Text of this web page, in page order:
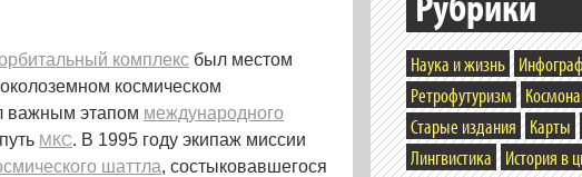
комплекс был местом
космическом
важным этапом международного
МКС. В 1995 году экипаж миссии
шаттла, состыковавшегося
Наука и жизнь
Ретрофутуризм
Старые издания
Карты
Лингвистика
История в